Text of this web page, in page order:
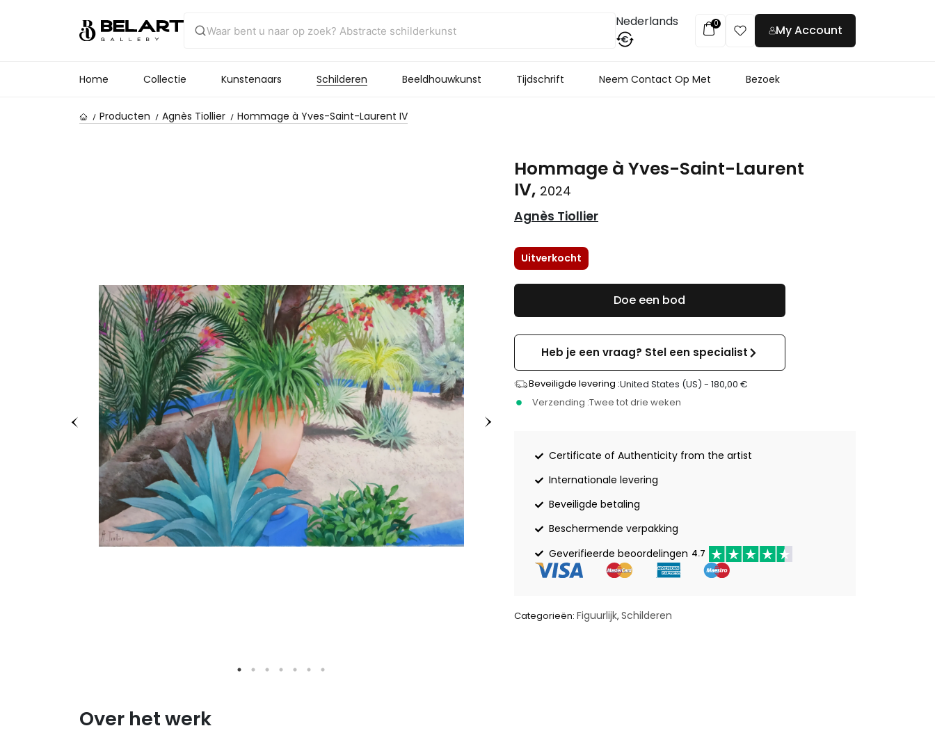
Nederlands
€
0 My Account
Home Collectie Kunstenaars Schilderen Beeldhouwkunst Tijdschrift Neem Contact Op Met Bezoek
Producten Agnès Tiollier Hommage à Yves-Saint-Laurent IV
Hommage à Yves-Saint-Laurent
IV, 2024
Agnès Tiollier
Uitverkocht
Doe een bod
Heb je een vraag? Stel een specialist
Beveiligde levering :United States (US) -180,00€
Verzending :Twee tot drie weken
Certificate of Authenticity from the artist
Internationale levering
Beveiligde betaling
Beschermende verpakking
Geverifieerde beoordelingen 4.7
Categorieën: Figuurlijk, Schilderen
Over het werk